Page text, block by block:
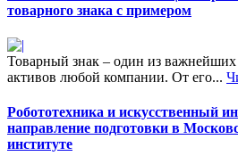
товарного знака с примером
Товарный знак – один из
активов любой компании. От его...
Робототехника и искусственный
направление подготовки в
институте